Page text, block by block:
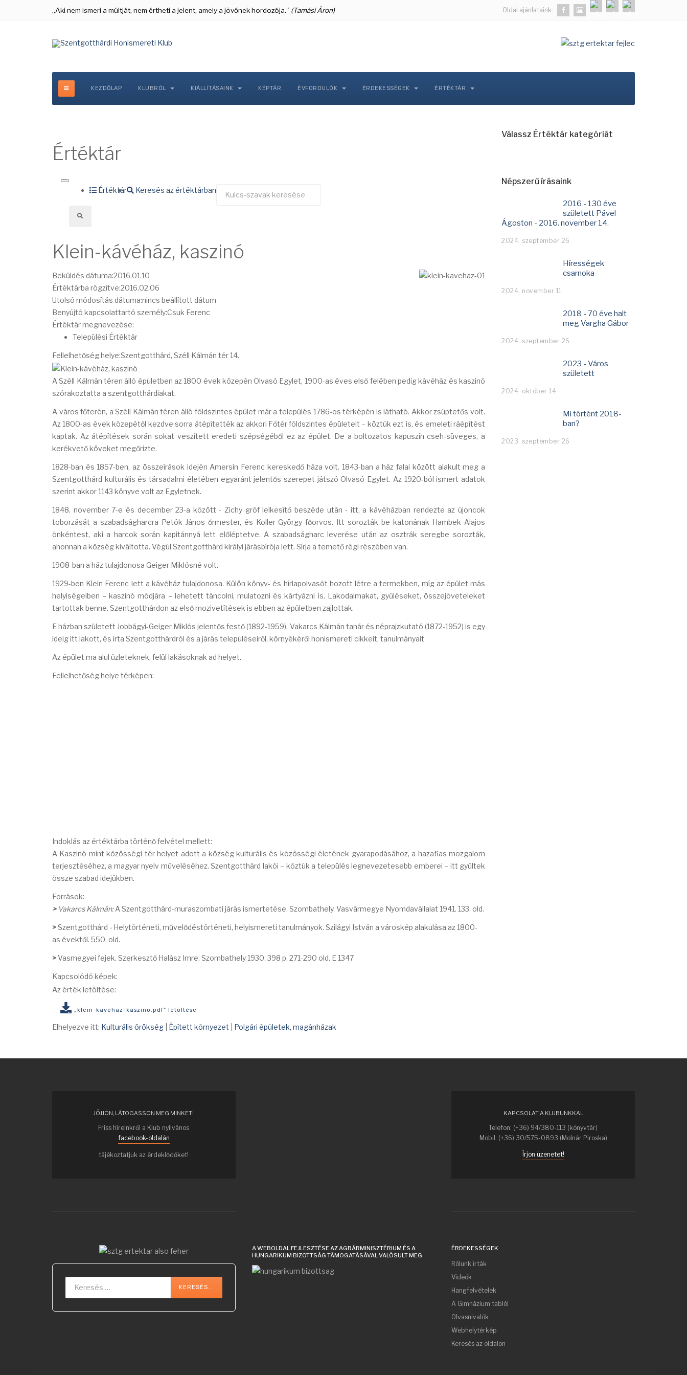
„Aki nem ismeri a múltját, nem értheti a jelent, amely a jövőnek hordozója.” (Tamási Áron) Oldal ajánlataink:
KEZDŐLAP KLUBRÓL KIÁLLÍTÁSAINK KÉPTÁR ÉVFORDULÓK ÉRDEKESSÉGEK ÉRTÉKTÁR
Értéktár
Értéktár Keresés az értéktárban
Klein-kávéház, kaszinó
Beküldés dátuma:2016.01.10
Értéktárba rögzítve:2016.02.06
Utolsó módosítás dátuma:nincs beállított dátum
Benyújtó kapcsolattartó személy:Csuk Ferenc
Értéktár megnevezése:
Települési Értéktár
Fellelhetőség helye:Szentgotthárd, Széll Kálmán tér 14.
A Széll Kálmán téren álló épületben az 1800 évek közepén Olvasó Egylet, 1900-as éves első felében pedig kávéház és kaszinó
szórakoztatta a szentgotthárdiakat.
A város főterén, a Széll Kálmán téren álló földszintes épület már a település 1786-os térképén is látható. Akkor zsúptetős volt.
Az 1800-as évek közepétől kezdve sorra átépítették az akkori Főtér földszintes épületeit – köztük ezt is, és emeleti ráépítést
kaptak. Az átépítések során sokat veszített eredeti szépségéből ez az épület. De a boltozatos kapuszín cseh-süveges, a
kerékvető köveket megőrizte.
1828-ban és 1857-ben, az összeírások idején Amersin Ferenc kereskedő háza volt. 1843-ban a ház falai között alakult meg a
Szentgotthárd kulturális és társadalmi életében egyaránt jelentős szerepet játszó Olvasó Egylet. Az 1920-ból ismert adatok
szerint akkor 1143 könyve volt az Egyletnek.
1848. november 7-e és december 23-a között - Zichy gróf lelkesítő beszéde után - itt, a kávéházban rendezte az újoncok
toborzását a szabadságharcra Petók János őrmester, és Koller György főorvos. Itt sorozták be katonának Hambek Alajos
önkéntest, aki a harcok során kapitánnyá lett előléptetve. A szabadságharc leverése után az osztrák seregbe sorozták,
ahonnan a község kiváltotta. Végül Szentgotthárd királyi járásbírója lett. Sírja a temető régi részében van.
1908-ban a ház tulajdonosa Geiger Miklósné volt.
1929-ben Klein Ferenc lett a kávéház tulajdonosa. Külön könyv- és hírlapolvasót hozott létre a termekben, míg az épület más
helyiségeiben – kaszinó módjára – lehetett táncolni, mulatozni és kártyázni is. Lakodalmakat, gyűléseket, összejöveteleket
tartottak benne. Szentgotthárdon az első mozivetítések is ebben az épületben zajlottak.
E házban született Jobbágyi-Geiger Miklós jelentős festő (1892-1959). Vakarcs Kálmán tanár és néprajzkutató (1872-1952) is egy
ideig itt lakott, és írta Szentgotthárdról és a járás településeiről, környékéről honismereti cikkeit, tanulmányait
Az épület ma alul üzleteknek, felül lakásoknak ad helyet.
Fellelhetőség helye térképen:
Indoklás az értéktárba történő felvétel mellett:
A Kaszinó mint közösségi tér helyet adott a község kulturális és közösségi életének gyarapodásához, a hazafias mozgalom
terjesztéséhez, a magyar nyelv műveléséhez. Szentgotthárd lakói – köztük a település legnevezetesebb emberei – itt gyűltek
össze szabad idejükben.
Források:
>Vakarcs Kálmán:A Szentgotthárd-muraszombati járás ismertetése. Szombathely. Vasvármegye Nyomdavállalat 1941. 133. old.
>Szentgotthárd -Helytörténeti, művelődéstörténeti, helyismereti tanulmányok. Szilágyi István a városkép alakulása az 1800-
as évektől. 550. old.
>Vasmegyei fejek. Szerkesztő Halász Imre. Szombathely 1930. 398 p. 271-290 old. E 1347
Kapcsolódó képek:
Az érték letöltése:
„klein-kavehaz-kaszino.pdf” letöltése
Elhelyezve itt: Kulturális örökség Épített környezet Polgári épületek, magánházak
Válassz Értéktár kategóriát
Népszerű írásaink
2016 - 130 éve
született Pável
Ágoston - 2016. november 14.
2024. szeptember 26
Hírességek
csarnoka
2024. november 11
2018 - 70 éve halt
meg Vargha Gábor
2024. szeptember 26
2023 - Város
született
2024. október 14
Mi történt 2018-
ban?
2023. szeptember 26
JÖJJÖN, LÁTOGASSON MEG MINKET!
Friss híreinkről a Klub nyilvános
facebook-oldalán
tájékoztatjuk az érdeklődőket!
KAPCSOLAT A KLUBUNKKAL
Telefon: (+36) 94/380-113 (könyvtár)
Mobil: (+36) 30/575-0893 (Molnár Piroska)
Írjon üzenetet!
KERESÉS...
A WEBOLDAL FEJLESZTÉSE AZ AGRÁRMINISZTÉRIUM ÉS A
HUNGARIKUM BIZOTTSÁG TÁMOGATÁSÁVAL VALÓSULT MEG.
ÉRDEKESSÉGEK
Rólunk írták
Videók
Hangfelvételek
A Gimnázium tablói
Olvasnivalók
Webhelytérkép
Keresés az oldalon